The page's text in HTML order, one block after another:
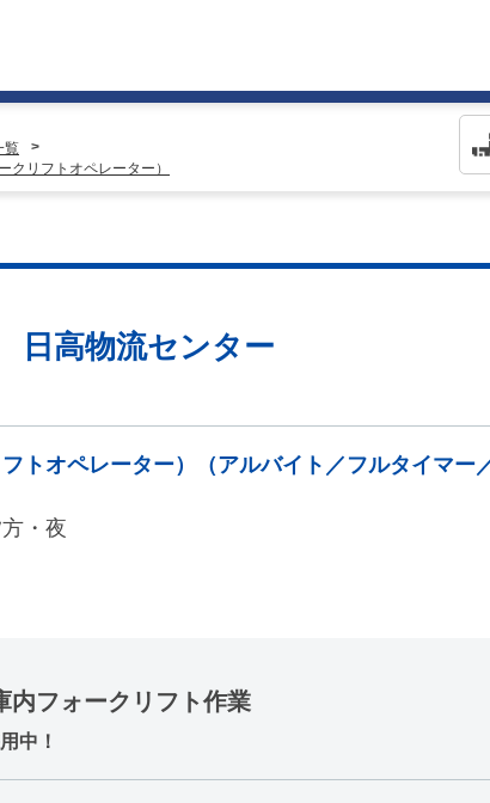
覧
リフトオペレーター）
高物流センター
トオペレーター）（アルバイト／フルタイマー
・夜
内フォークリフト作業
中！